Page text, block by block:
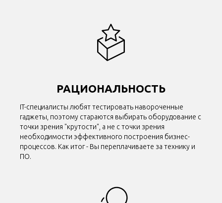
РАЦИОНАЛЬНОСТЬ
IT-специалисты любят тестировать навороченные
гаджеты, поэтому стараются выбирать оборудование с
точки зрения "крутости", а не с точки зрения
необходимости эффективного построения бизнес-
процессов. Как итог - Вы переплачиваете за технику и
ПО.